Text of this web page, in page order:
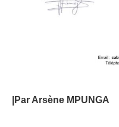
|Par Arsène MPUNGA